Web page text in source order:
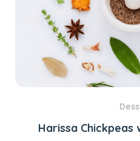
Harissa Chickpeas